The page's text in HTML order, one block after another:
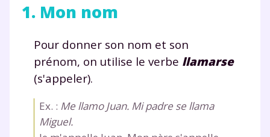
1. Mon nom
Pour donner son nom et son
prénom, on utilise le verbe llamarse
(s'appeler).
Ex. : Me llamo Juan. Mi padre se llama
Miguel.